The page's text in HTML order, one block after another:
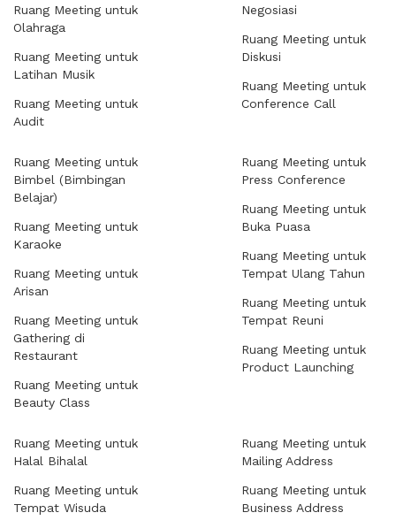
Ruang Meeting untuk
Olahraga
Ruang Meeting untuk
Latihan Musik
Ruang Meeting untuk
Audit
Negosiasi
Ruang Meeting untuk
Diskusi
Ruang Meeting untuk
Conference Call
Ruang Meeting untuk
Bimbel (Bimbingan
Belajar)
Ruang Meeting untuk
Karaoke
Ruang Meeting untuk
Arisan
Ruang Meeting untuk
Gathering di
Restaurant
Ruang Meeting untuk
Beauty Class
Ruang Meeting untuk
Press Conference
Ruang Meeting untuk
Buka Puasa
Ruang Meeting untuk
Tempat Ulang Tahun
Ruang Meeting untuk
Tempat Reuni
Ruang Meeting untuk
Product Launching
Ruang Meeting untuk
Halal Bihalal
Ruang Meeting untuk
Tempat Wisuda
Ruang Meeting untuk
Mailing Address
Ruang Meeting untuk
Business Address